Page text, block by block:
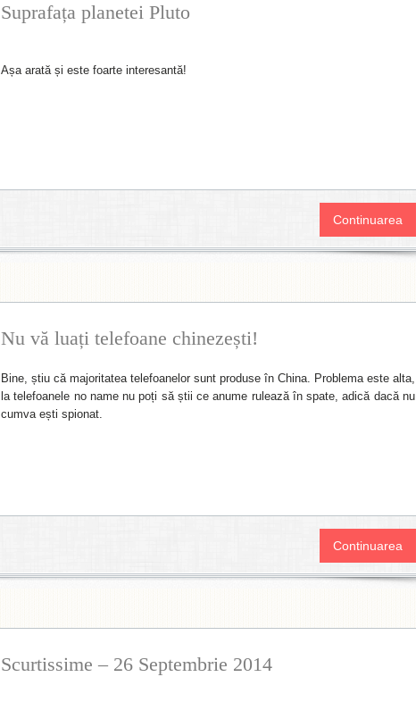
Suprafața planetei Pluto
Așa arată și este foarte interesantă!
Continuarea
Nu vă luați telefoane chinezești!
Bine, știu că majoritatea telefoanelor sunt produse în China. Problema este alta,
la telefoanele no name nu poți să știi ce anume rulează în spate, adică dacă nu
cumva ești spionat.
Continuarea
Scurtissime – 26 Septembrie 2014